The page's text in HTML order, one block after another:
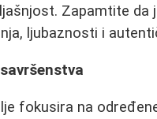
Zapamtite da
ljubaznosti i
fokusira na